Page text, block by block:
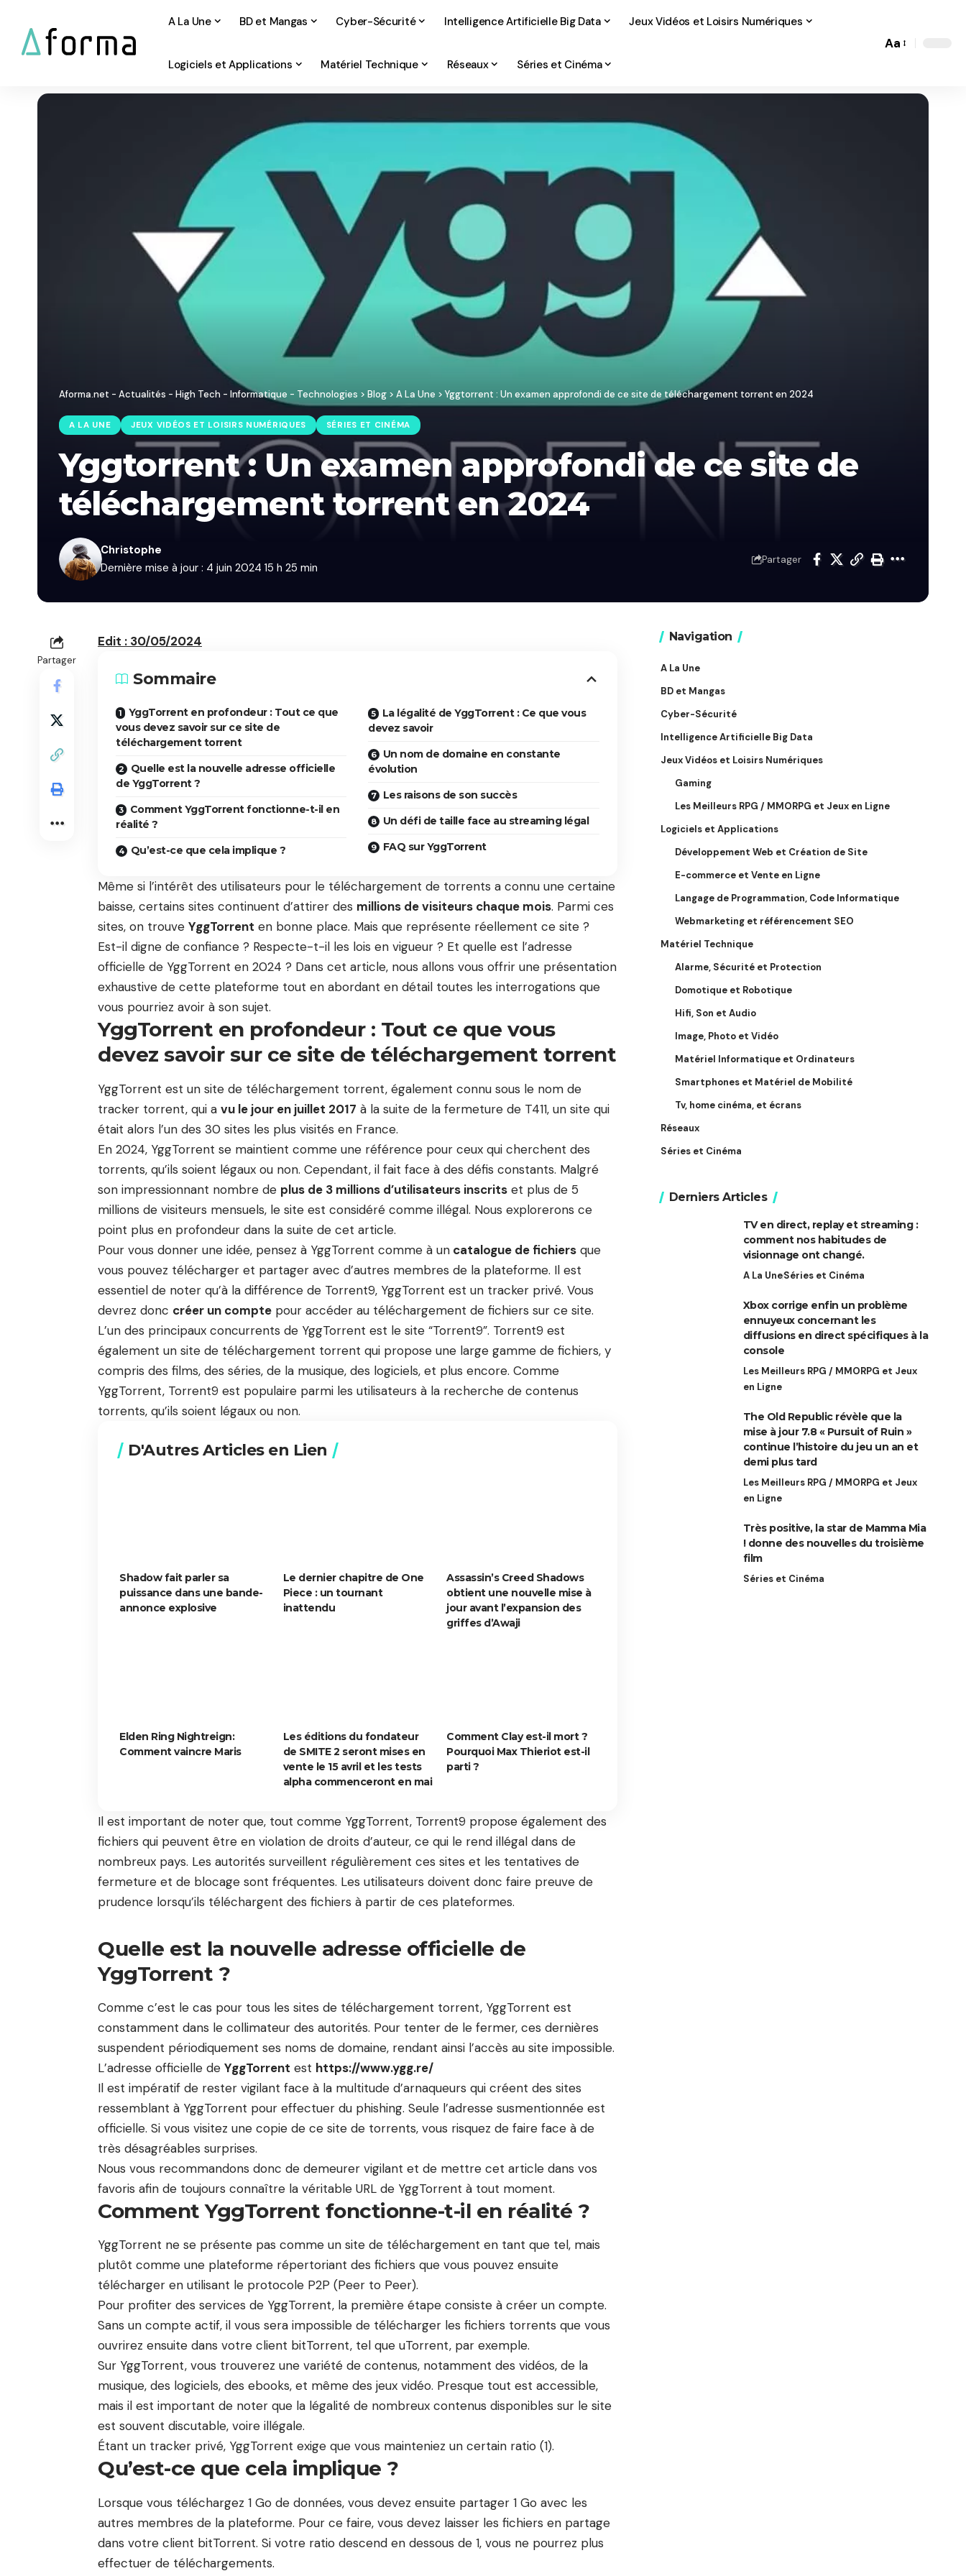
A La Une BD et Mangas Cyber-Sécurité Intelligence Artificielle Big Data Jeux Vidéos et Loisirs Numériques
Logiciels et Applications Matériel Technique Réseaux Séries et Cinéma
Font
Aa
Aforma.net - Actualités - High Tech - Informatique - Technologies > Blog > A La Une > Yggtorrent : Un examen approfondi de ce site de téléchargement torrent en 2024
A LA UNE JEUX VIDÉOS ET LOISIRS NUMÉRIQUES SÉRIES ET CINÉMA
Yggtorrent : Un examen approfondi de ce site de
téléchargement torrent en 2024
Dernière mise à jour : 4 juin 2024 15 h 25 min
Christophe
Partager
Partager
Edit : 30/05/2024
Sommaire
YggTorrent en profondeur : Tout ce que
vous devez savoir sur ce site de
téléchargement torrent
Quelle est la nouvelle adresse officielle
de YggTorrent ?
Comment YggTorrent fonctionne-t-il en
réalité ?
Qu’est-ce que cela implique ?
La légalité de YggTorrent : Ce que vous
devez savoir
Un nom de domaine en constante
évolution
Les raisons de son succès
Un défi de taille face au streaming légal
FAQ sur YggTorrent
Même si l’intérêt des utilisateurs pour le téléchargement de torrents a connu une certaine
baisse, certains sites continuent d’attirer des millions de visiteurs chaque mois. Parmi ces
sites, on trouve YggTorrent en bonne place. Mais que représente réellement ce site ?
Est-il digne de confiance ? Respecte-t-il les lois en vigueur ? Et quelle est l’adresse
officielle de YggTorrent en 2024 ? Dans cet article, nous allons vous offrir une présentation
exhaustive de cette plateforme tout en abordant en détail toutes les interrogations que
vous pourriez avoir à son sujet.
YggTorrent en profondeur : Tout ce que vous
devez savoir sur ce site de téléchargement torrent
YggTorrent est un site de téléchargement torrent, également connu sous le nom de
tracker torrent, qui a vu le jour en juillet 2017 à la suite de la fermeture de T411, un site qui
était alors l’un des 30 sites les plus visités en France.
En 2024, YggTorrent se maintient comme une référence pour ceux qui cherchent des
torrents, qu’ils soient légaux ou non. Cependant, il fait face à des défis constants. Malgré
son impressionnant nombre de plus de 3 millions d’utilisateurs inscrits et plus de 5
millions de visiteurs mensuels, le site est considéré comme illégal. Nous explorerons ce
point plus en profondeur dans la suite de cet article.
Pour vous donner une idée, pensez à YggTorrent comme à un catalogue de fichiers que
vous pouvez télécharger et partager avec d’autres membres de la plateforme. Il est
essentiel de noter qu’à la différence de Torrent9, YggTorrent est un tracker privé. Vous
devrez donc créer un compte pour accéder au téléchargement de fichiers sur ce site.
L’un des principaux concurrents de YggTorrent est le site “Torrent9”. Torrent9 est
également un site de téléchargement torrent qui propose une large gamme de fichiers, y
compris des films, des séries, de la musique, des logiciels, et plus encore. Comme
YggTorrent, Torrent9 est populaire parmi les utilisateurs à la recherche de contenus
torrents, qu’ils soient légaux ou non.
D'Autres Articles en Lien
Shadow fait parler sa
puissance dans une bande-
annonce explosive
Le dernier chapitre de One
Piece : un tournant
inattendu
Assassin’s Creed Shadows
obtient une nouvelle mise à
jour avant l’expansion des
griffes d’Awaji
Elden Ring Nightreign:
Comment vaincre Maris
Les éditions du fondateur
de SMITE 2 seront mises en
vente le 15 avril et les tests
alpha commenceront en mai
Comment Clay est-il mort ?
Pourquoi Max Thieriot est-il
parti ?
Il est important de noter que, tout comme YggTorrent, Torrent9 propose également des
fichiers qui peuvent être en violation de droits d’auteur, ce qui le rend illégal dans de
nombreux pays. Les autorités surveillent régulièrement ces sites et les tentatives de
fermeture et de blocage sont fréquentes. Les utilisateurs doivent donc faire preuve de
prudence lorsqu’ils téléchargent des fichiers à partir de ces plateformes.
Quelle est la nouvelle adresse officielle de
YggTorrent ?
Comme c’est le cas pour tous les sites de téléchargement torrent, YggTorrent est
constamment dans le collimateur des autorités. Pour tenter de le fermer, ces dernières
suspendent périodiquement ses noms de domaine, rendant ainsi l’accès au site impossible.
L’adresse officielle de YggTorrent est https://www.ygg.re/
Il est impératif de rester vigilant face à la multitude d’arnaqueurs qui créent des sites
ressemblant à YggTorrent pour effectuer du phishing. Seule l’adresse susmentionnée est
officielle. Si vous visitez une copie de ce site de torrents, vous risquez de faire face à de
très désagréables surprises.
Nous vous recommandons donc de demeurer vigilant et de mettre cet article dans vos
favoris afin de toujours connaître la véritable URL de YggTorrent à tout moment.
Comment YggTorrent fonctionne-t-il en réalité ?
YggTorrent ne se présente pas comme un site de téléchargement en tant que tel, mais
plutôt comme une plateforme répertoriant des fichiers que vous pouvez ensuite
télécharger en utilisant le protocole P2P (Peer to Peer).
Pour profiter des services de YggTorrent, la première étape consiste à créer un compte.
Sans un compte actif, il vous sera impossible de télécharger les fichiers torrents que vous
ouvrirez ensuite dans votre client bitTorrent, tel que uTorrent, par exemple.
Sur YggTorrent, vous trouverez une variété de contenus, notamment des vidéos, de la
musique, des logiciels, des ebooks, et même des jeux vidéo. Presque tout est accessible,
mais il est important de noter que la légalité de nombreux contenus disponibles sur le site
est souvent discutable, voire illégale.
Étant un tracker privé, YggTorrent exige que vous mainteniez un certain ratio (1).
Qu’est-ce que cela implique ?
Lorsque vous téléchargez 1 Go de données, vous devez ensuite partager 1 Go avec les
autres membres de la plateforme. Pour ce faire, vous devez laisser les fichiers en partage
dans votre client bitTorrent. Si votre ratio descend en dessous de 1, vous ne pourrez plus
effectuer de téléchargements.
Navigation
A La Une
BD et Mangas
Cyber-Sécurité
Intelligence Artificielle Big Data
Jeux Vidéos et Loisirs Numériques
Gaming
Les Meilleurs RPG / MMORPG et Jeux en Ligne
Logiciels et Applications
Développement Web et Création de Site
E-commerce et Vente en Ligne
Langage de Programmation, Code Informatique
Webmarketing et référencement SEO
Matériel Technique
Alarme, Sécurité et Protection
Domotique et Robotique
Hifi, Son et Audio
Image, Photo et Vidéo
Matériel Informatique et Ordinateurs
Smartphones et Matériel de Mobilité
Tv, home cinéma, et écrans
Réseaux
Séries et Cinéma
Derniers Articles
TV en direct, replay et streaming :
comment nos habitudes de
visionnage ont changé.
A La UneSéries et Cinéma
Xbox corrige enfin un problème
ennuyeux concernant les
diffusions en direct spécifiques à la
console
Les Meilleurs RPG / MMORPG et Jeux
en Ligne
The Old Republic révèle que la
mise à jour 7.8 « Pursuit of Ruin »
continue l’histoire du jeu un an et
demi plus tard
Les Meilleurs RPG / MMORPG et Jeux
en Ligne
Très positive, la star de Mamma Mia
! donne des nouvelles du troisième
film
Séries et Cinéma